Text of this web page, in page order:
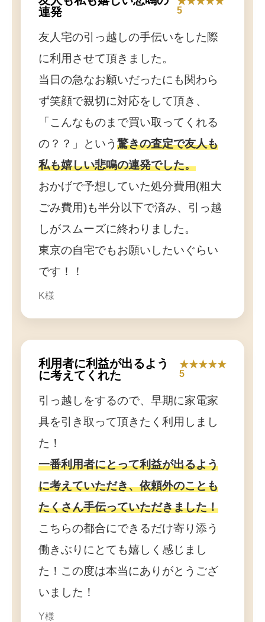
連発
5
友人宅の引っ越しの手伝いをした際
に利用させて頂きました。
当日の急なお願いだったにも関わら
ず笑顔で親切に対応をして頂き、
「こんなものまで買い取ってくれる
の？？」という 驚きの査定で友人も
私も嬉しい悲鳴の連発でした。
おかげで予想していた処分費用(粗大
ごみ費用)も半分以下で済み、引っ越
しがスムーズに終わりました。
東京の自宅でもお願いしたいぐらい
です！！
K様
利用者に利益が出るよう
に考えてくれた
★★★★★
5
引っ越しをするので、早期に家電家
具を引き取って頂きたく利用しまし
た！
一番利用者にとって利益が出るよう
に考えていただき、依頼外のことも
たくさん手伝っていただきました！
こちらの都合にできるだけ寄り添う
働きぶりにとても嬉しく感じまし
た！この度は本当にありがとうござ
いました！
Y様